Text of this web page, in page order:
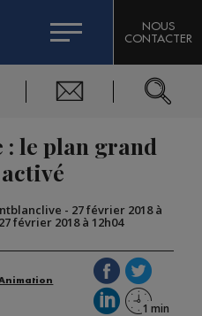
DE L'EXPERT
SKIABLES
MONT-BLANC
NOUS
CONTACTER
: le plan grand
- 27 février 2018 à
février 2018 à 12h04